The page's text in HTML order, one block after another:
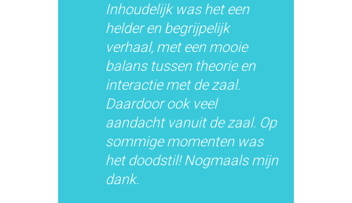
Inhoudelijk was het een
helder en begrijpelijk
verhaal, met een mooie
balans tussen theorie en
interactie met de zaal.
Daardoor ook veel
aandacht vanuit de zaal. Op
sommige momenten was
het doodstil! Nogmaals mijn
dank.